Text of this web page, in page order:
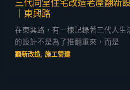
三代同堂住宅改造老屋翻新
｜東興路
在東興路，有一棟記錄著三代人生
的設計不是為了推翻重來，而是
翻新改造, 施工營建